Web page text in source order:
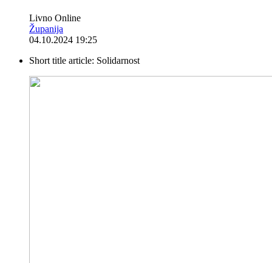
Livno Online
Županija
04.10.2024 19:25
Short title article: Solidarnost